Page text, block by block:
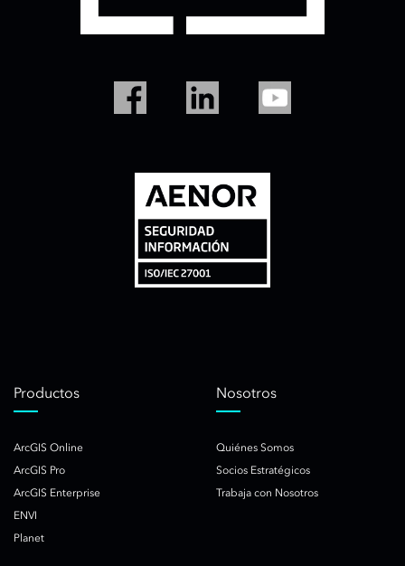
Productos
ArcGIS Online
ArcGIS Pro
ArcGIS Enterprise
ENVI
Planet
Nosotros
Quiénes Somos
Socios Estratégicos
Trabaja con Nosotros